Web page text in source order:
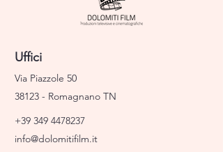
Uffici
Via Piazzole 50
38123 - Romagnano TN
+39 349 4478237
info@dolomitifilm.it